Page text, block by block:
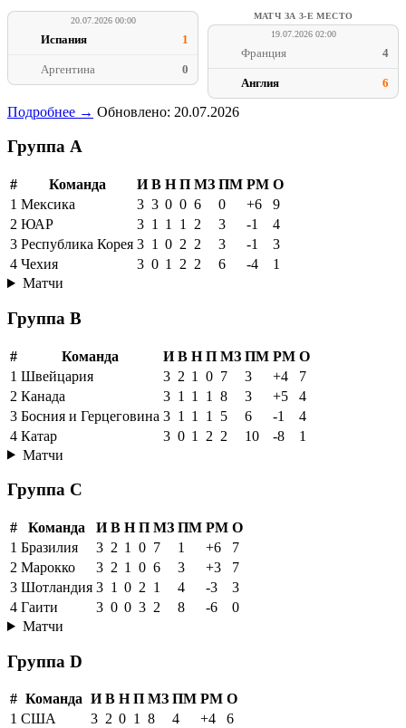
20.07.2026 00:00
Испания 1
Аргентина 0
МАТЧ ЗА 3-Е МЕСТО
19.07.2026 02:00
Франция 4
Англия 6
Подробнее → Обновлено: 20.07.2026
Группа A
# Команда И В Н П МЗ ПМ РМ О
1 Мексика 3 3 0 0 6 0 +6
9
2 ЮАР 3 1 1 1 2 3 -1
4
3 Республика Корея 3 1 0 2 2 3 -1
3
4 Чехия 3 0 1 2 2 6 -4
1
Матчи
Группа B
# Команда И В Н П МЗ ПМ РМ О
1 Швейцария 3 2 1 0 7 3 +4
7
2 Канада 3 1 1 1 8 3 +5
4
3 Босния и Герцеговина 3 1 1 1 5 6 -1
4
4 Катар 3 0 1 2 2 10 -8
1
Матчи
Группа C
# Команда И В Н П МЗ ПМ РМ О
1 Бразилия 3 2 1 0 7 1 +6
7
2 Марокко 3 2 1 0 6 3 +3
7
3 Шотландия 3 1 0 2 1 4 -3
3
4 Гаити 3 0 0 3 2 8 -6
0
Матчи
Группа D
# Команда И В Н П МЗ ПМ РМ О
1 США 3 2 0 1 8 4 +4
6